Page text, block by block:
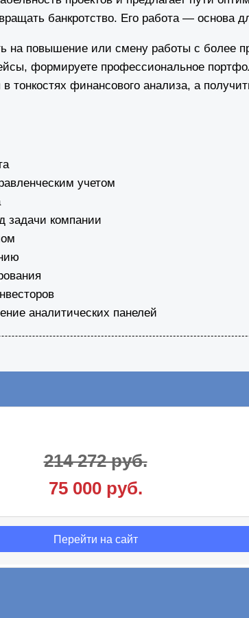
банкротство. Его работа — основа
на повышение или смену работы с более
формируете профессиональное
тонкостях финансового анализа, а
учетом
задачи компании
аналитических панелей
214 272 руб.
75 000 руб.
Перейти на сайт